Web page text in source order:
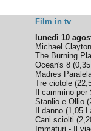
Film in tv
lunedì 10
Michael Clayton
The Burning
Ocean's 8 (0,35
Madres
Tre ciotole (
Il cammino
Stanlio e Ollio (
Il danno (1,05
Cani sciolti (
Immaturi - Il